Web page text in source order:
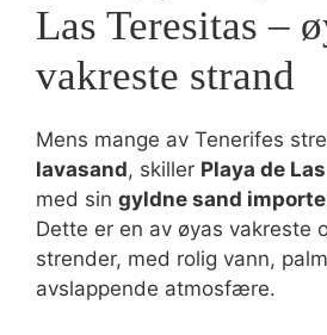
Las Teresitas –
vakreste strand
Mens mange av Tenerifes
lavasand, skiller Playa de
med sin gyldne sand
Dette er en av øyas vakreste
strender, med rolig vann,
avslappende atmosfære.